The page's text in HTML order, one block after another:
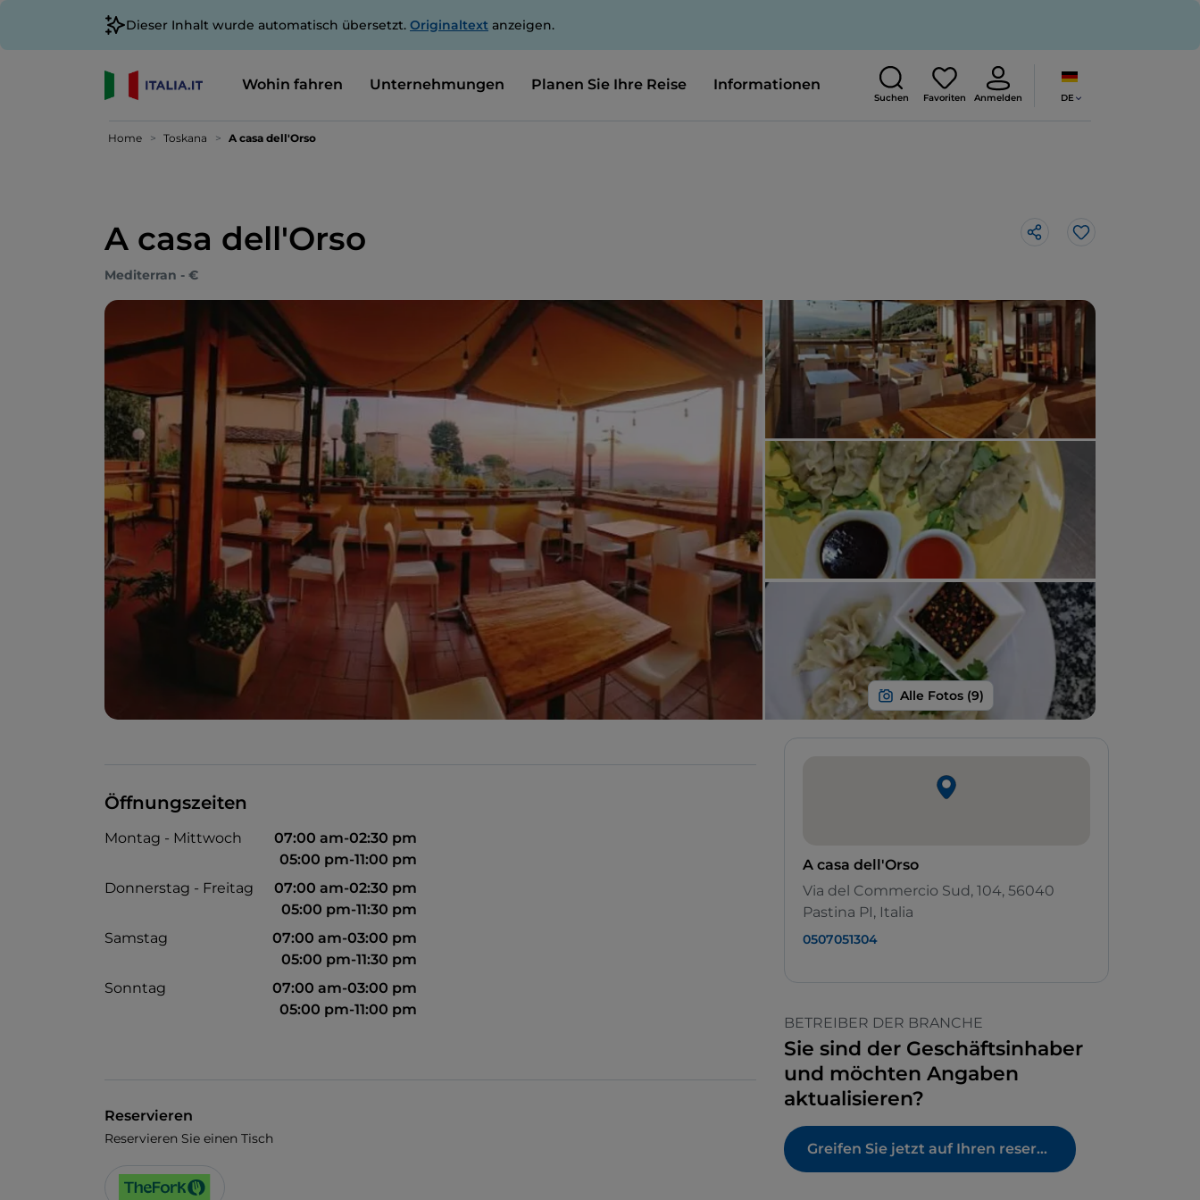
Dieser Inhalt wurde automatisch übersetzt. Originaltext anzeigen.
Wohin fahren Unternehmungen Planen Sie Ihre Reise Informationen
Suchen Favoriten Anmelden DE
Home Toskana A casa dell'Orso
A casa dell'Orso Like
Mediterran - €
Öffnungszeiten
Montag - Mittwoch
07:00 am-02:30 pm
05:00 pm-11:00 pm
Donnerstag - Freitag
07:00 am-02:30 pm
05:00 pm-11:30 pm
Samstag
07:00 am-03:00 pm
05:00 pm-11:30 pm
Sonntag
07:00 am-03:00 pm
05:00 pm-11:00 pm
Reservieren
Reservieren Sie einen Tisch
A casa dell'Orso
Via del Commercio Sud, 104, 56040
Pastina PI, Italia
0507051304
BETREIBER DER BRANCHE
Sie sind der Geschäftsinhaber
und möchten Angaben
aktualisieren?
Greifen Sie jetzt auf Ihren reservierten Bereich zu